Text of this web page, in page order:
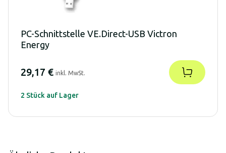
PC-Schnittstelle VE.Direct-USB Victron
Energy
29,17 € inkl. MwSt.
2 Stück auf Lager